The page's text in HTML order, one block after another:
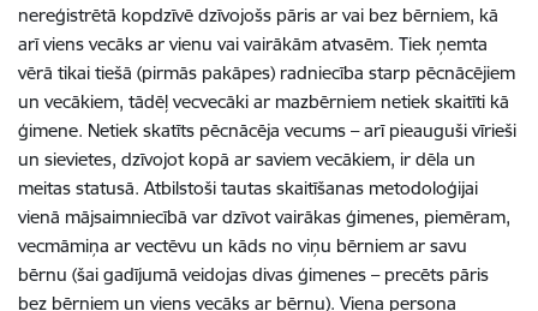
nereģistrētā kopdzīvē dzīvojošs pāris ar vai bez bērniem, kā
arī viens vecāks ar vienu vai vairākām atvasēm. Tiek ņemta
vērā tikai tiešā (pirmās pakāpes) radniecība starp pēcnācējiem
un vecākiem, tādēļ vecvecāki ar mazbērniem netiek skaitīti kā
ģimene. Netiek skatīts pēcnācēja vecums – arī pieauguši vīrieši
un sievietes, dzīvojot kopā ar saviem vecākiem, ir dēla un
meitas statusā. Atbilstoši tautas skaitīšanas metodoloģijai
vienā mājsaimniecībā var dzīvot vairākas ģimenes, piemēram,
vecmāmiņa ar vectēvu un kāds no viņu bērniem ar savu
bērnu (šai gadījumā veidojas divas ģimenes – precēts pāris
bez bērniem un viens vecāks ar bērnu). Viena persona